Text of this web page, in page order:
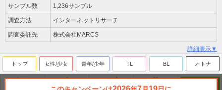
サンプル数 1,236サンプル
調査方法 インターネットリサーチ
調査委託先 株式会社MARCS
詳細表示▼
トップ 女性/少女 青年/少年 TL BL オトナ